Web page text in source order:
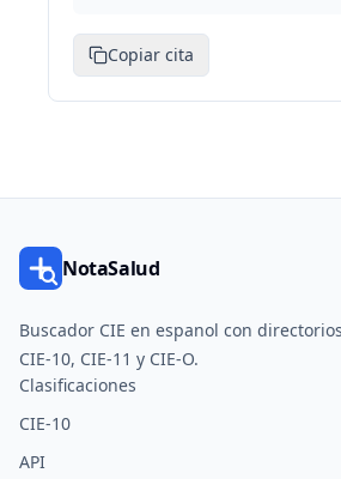
Copiar cita
NotaSalud
Buscador CIE en espanol con
CIE-10, CIE-11 y CIE-O.
Clasificaciones
CIE-10
API